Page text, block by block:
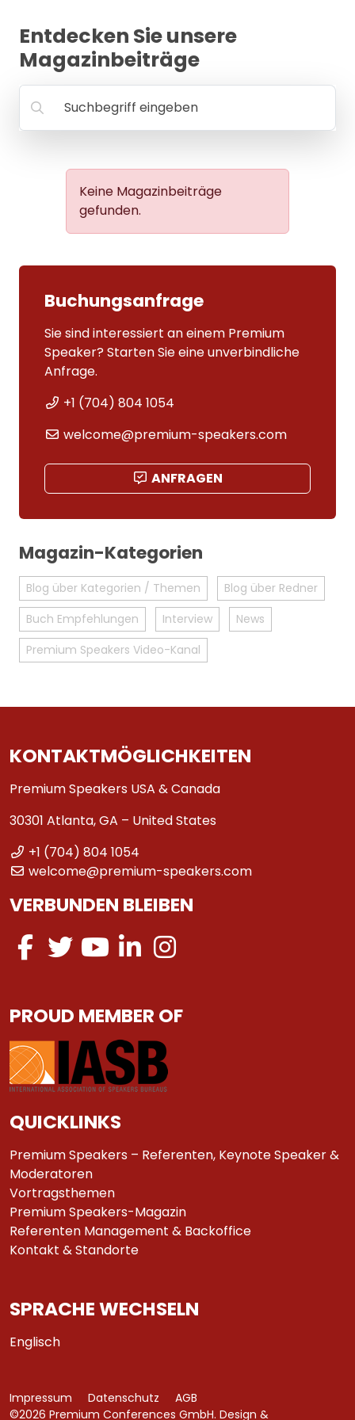
FAQ
Entdecken Sie unsere
Magazinbeiträge
Suchbegriff eingeben
Keine Magazinbeiträge
gefunden.
Buchungsanfrage
Sie sind interessiert an einem Premium
Speaker? Starten Sie eine unverbindliche
Anfrage.
+1 (704) 804 1054
welcome@premium-speakers.com
ANFRAGEN
Magazin-Kategorien
Blog über Kategorien / Themen
Blog über Redner
Buch Empfehlungen
Interview
News
Premium Speakers Video-Kanal
KONTAKTMÖGLICHKEITEN
Premium Speakers USA & Canada
30301 Atlanta, GA – United States
+1 (704) 804 1054
welcome@premium-speakers.com
VERBUNDEN BLEIBEN
PROUD MEMBER OF
QUICKLINKS
Premium Speakers – Referenten, Keynote Speaker &
Moderatoren
Vortragsthemen
Premium Speakers-Magazin
Referenten Management & Backoffice
Kontakt & Standorte
SPRACHE WECHSELN
Englisch
©2026 Premium Conferences GmbH. Design &
Impressum Datenschutz AGB